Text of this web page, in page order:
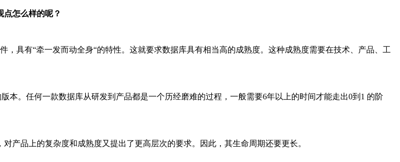
点怎么样的呢？
具有“牵一发而动全身“的特性。这就要求数据库具有相当高的成熟度。这种成熟度需要在技术、产品、工
本。任何一款数据库从研发到产品都是一个历经磨难的过程，一般需要6年以上的时间才能走出0到1 的阶
产品上的复杂度和成熟度又提出了更高层次的要求。因此，其生命周期还要更长。